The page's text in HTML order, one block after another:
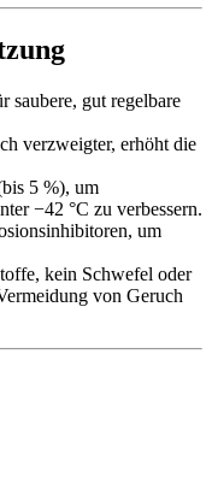
saubere, gut regelbare
verzweigter, erhöht die
5 %), um
−42 °C zu verbessern.
um
kein Schwefel oder
von Geruch